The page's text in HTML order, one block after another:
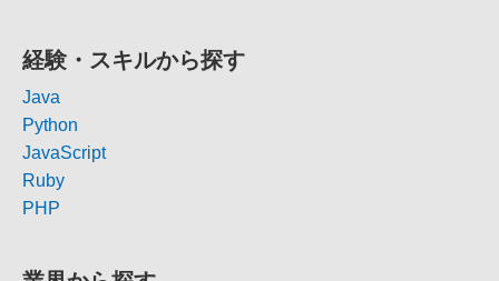
経験・スキルから探す
Java
Python
JavaScript
Ruby
PHP